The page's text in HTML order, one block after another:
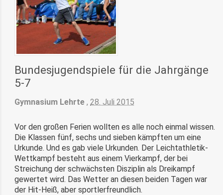
Bundesjugendspiele für die Jahrgänge
5-7
Gymnasium Lehrte , 28. Juli 2015
Vor den großen Ferien wollten es alle noch einmal wissen.
Die Klassen fünf, sechs und sieben kämpften um eine
Urkunde. Und es gab viele Urkunden. Der Leichtathletik-
Wettkampf besteht aus einem Vierkampf, der bei
Streichung der schwächsten Disziplin als Dreikampf
gewertet wird. Das Wetter an diesen beiden Tagen war
der Hit-Heiß, aber sportlerfreundlich.